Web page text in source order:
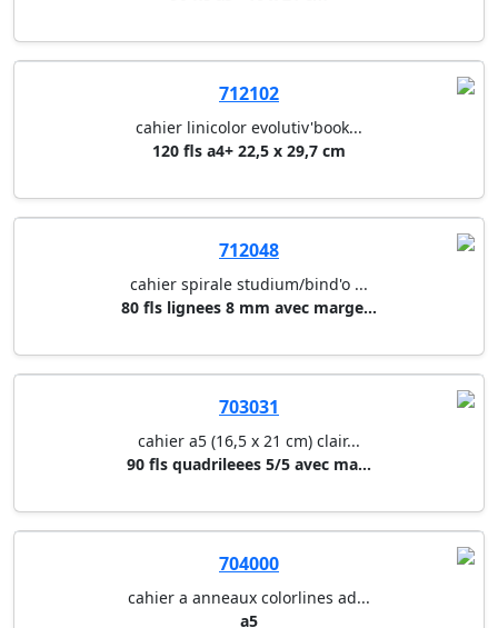
cahier a5 (16,5 x 21 cm) clair...
90 fls quadrileees 5/5 avec ma...
cahier a anneaux colorlines ad...
a5
cahier a anneaux colorlines ad...
a4
cahier a anneaux colorlines ad...
a4 avec 6 intercalaires et 5 p...